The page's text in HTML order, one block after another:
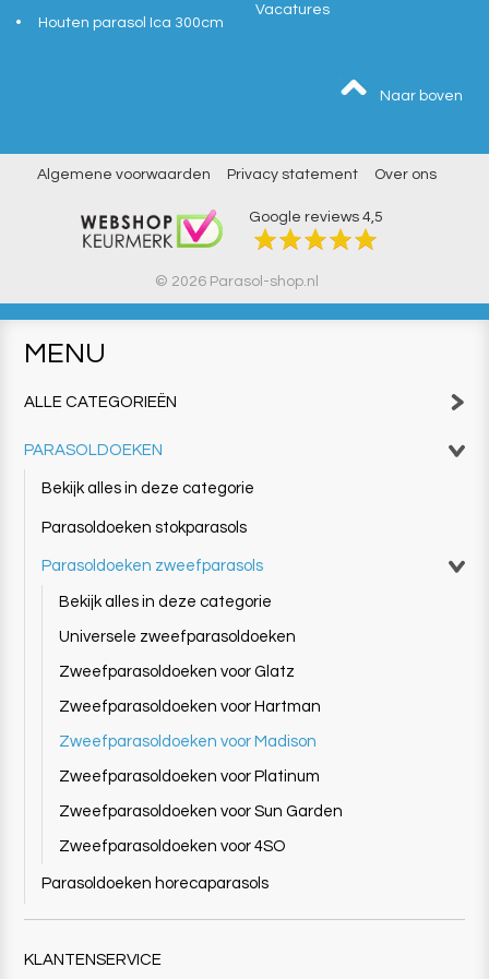
Houten parasol Ica 300cm
Vacatures
Naar boven
Algemene voorwaarden Privacy statement Over ons
Google reviews 4,5
© 2026 Parasol-shop.nl
MENU
ALLE CATEGORIEËN
PARASOLDOEKEN
Bekijk alles in deze categorie
Parasoldoeken stokparasols
Parasoldoeken zweefparasols
Bekijk alles in deze categorie
Universele zweefparasoldoeken
Zweefparasoldoeken voor Glatz
Zweefparasoldoeken voor Hartman
Zweefparasoldoeken voor Madison
Zweefparasoldoeken voor Platinum
Zweefparasoldoeken voor Sun Garden
Zweefparasoldoeken voor 4SO
Parasoldoeken horecaparasols
KLANTENSERVICE